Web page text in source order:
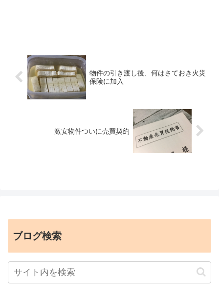
物件の引き渡し後、何はさておき火災
保険に加入
激安物件ついに売買契約
ブログ検索